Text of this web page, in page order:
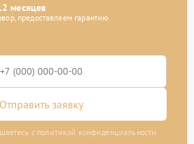
месяцев
предоставляем гарантию
Отправить заявку
с политикой конфиденциальности